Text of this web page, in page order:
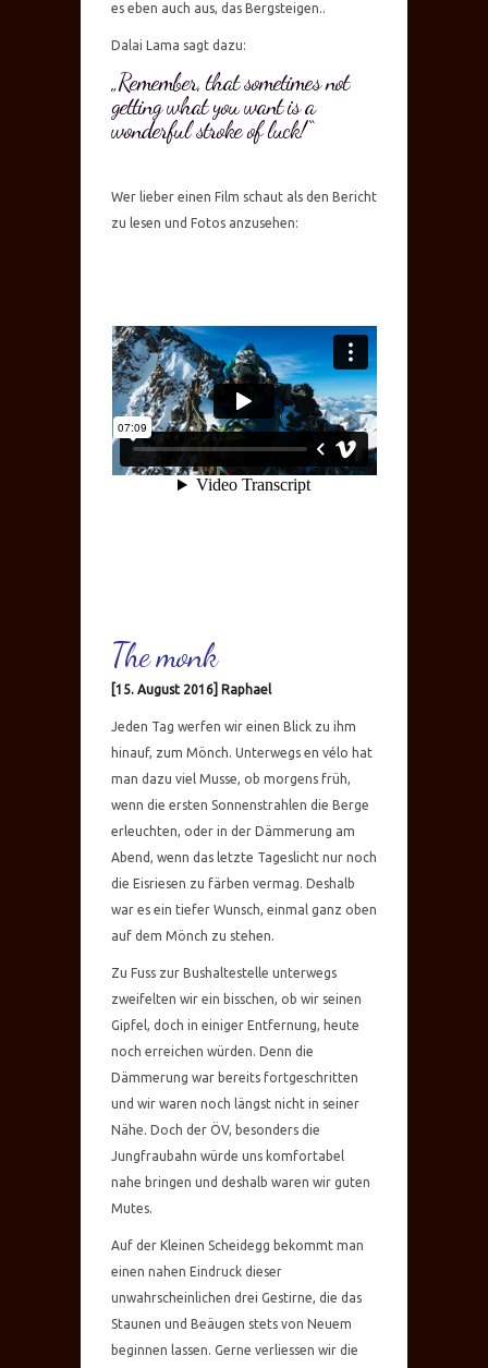
es eben auch aus, das Bergsteigen..
Dalai Lama sagt dazu:
„Remember, that sometimes not
getting what you want is a
wonderful stroke of luck!“
Wer lieber einen Film schaut als den Bericht
zu lesen und Fotos anzusehen:
The monk
[15. August 2016] Raphael
Jeden Tag werfen wir einen Blick zu ihm
hinauf, zum Mönch. Unterwegs en vélo hat
man dazu viel Musse, ob morgens früh,
wenn die ersten Sonnenstrahlen die Berge
erleuchten, oder in der Dämmerung am
Abend, wenn das letzte Tageslicht nur noch
die Eisriesen zu färben vermag. Deshalb
war es ein tiefer Wunsch, einmal ganz oben
auf dem Mönch zu stehen.
Zu Fuss zur Bushaltestelle unterwegs
zweifelten wir ein bisschen, ob wir seinen
Gipfel, doch in einiger Entfernung, heute
noch erreichen würden. Denn die
Dämmerung war bereits fortgeschritten
und wir waren noch längst nicht in seiner
Nähe. Doch der ÖV, besonders die
Jungfraubahn würde uns komfortabel
nahe bringen und deshalb waren wir guten
Mutes.
Auf der Kleinen Scheidegg bekommt man
einen nahen Eindruck dieser
unwahrscheinlichen drei Gestirne, die das
Staunen und Beäugen stets von Neuem
beginnen lassen. Gerne verliessen wir die